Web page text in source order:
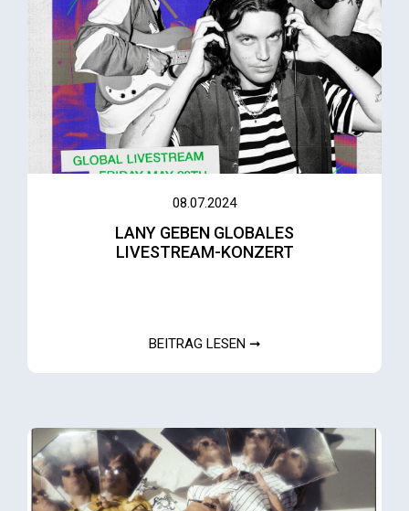
08.07.2024
LANY GEBEN GLOBALES
LIVESTREAM-KONZERT
BEITRAG LESEN ➞